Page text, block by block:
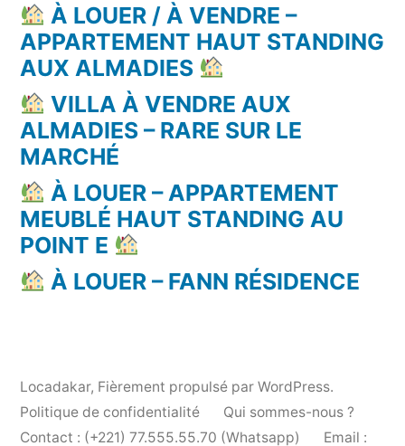
À LOUER / À VENDRE –
APPARTEMENT HAUT STANDING
AUX ALMADIES
VILLA À VENDRE AUX
ALMADIES – RARE SUR LE
MARCHÉ
À LOUER – APPARTEMENT
MEUBLÉ HAUT STANDING AU
POINT E
À LOUER – FANN RÉSIDENCE
Locadakar, Fièrement propulsé par WordPress.
Politique de confidentialité
Qui sommes-nous ?
Contact : (+221) 77.555.55.70 (Whatsapp)
Email :